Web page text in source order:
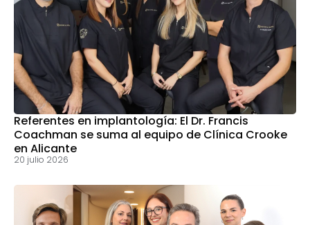
Referentes en implantología: El Dr. Francis
Coachman se suma al equipo de Clínica Crooke
en Alicante
20 julio 2026